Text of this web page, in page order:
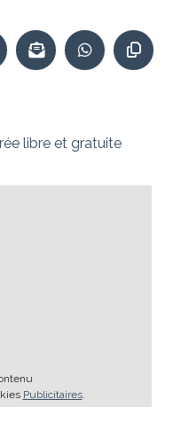
libre et gratuite
Publicitaires.